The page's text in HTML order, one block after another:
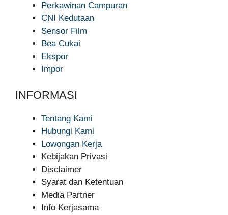
Perkawinan Campuran
CNI Kedutaan
Sensor Film
Bea Cukai
Ekspor
Impor
INFORMASI
Tentang Kami
Hubungi Kami
Lowongan Kerja
Kebijakan Privasi
Disclaimer
Syarat dan Ketentuan
Media Partner
Info Kerjasama